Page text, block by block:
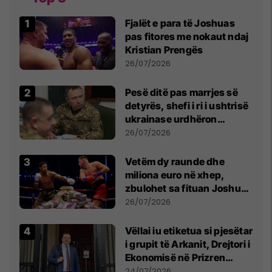
Fjalët e para të Joshuas
pas fitores me nokaut ndaj
Kristian Prengës
26/07/2026
Pesë ditë pas marrjes së
detyrës, shefi i ri i ushtrisë
ukrainase urdhëron
kontroll të madh
26/07/2026
Vetëm dy raunde dhe
miliona euro në xhep,
zbulohet sa fituan Joshua
e Prenga
26/07/2026
Vëllai iu etiketua si pjesëtar
i grupit të Arkanit, Drejtori i
Ekonomisë në Prizren